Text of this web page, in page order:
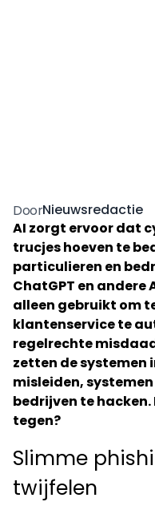
DoorNieuwsredactie
AI zorgt ervoor dat
trucjes hoeven te
particulieren en
ChatGPT en
alleen gebruikt om
klantenservice te
regelrechte
zetten de systemen
misleiden,
bedrijven te hacken.
tegen?
Slimme
twijfelen